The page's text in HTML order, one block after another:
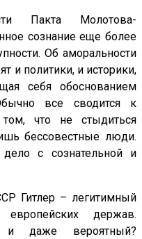
Пакта Молотова-
сознание еще более
Об аморальности
и политики, и историки,
себя обоснованием
все сводится к
том, что не стыдиться
бессовестные люди.
с сознательной и
Гитлер – легитимный
держав.
и даже вероятный?